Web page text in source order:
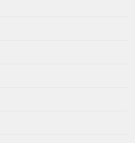
ΝΕΩΝ